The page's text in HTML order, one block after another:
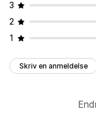
3
2
1
Skriv en anmeldelse